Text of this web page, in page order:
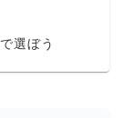
選ぼう